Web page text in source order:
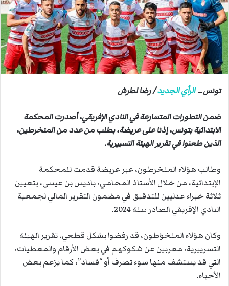
ر
ي
د
ا
إ
ل
ن
ي
تونس ــالرأي الجديد/ رضا لطرش
ضمن التطورات المتسارعة في النادي الإفريقي، أصدرت المحكمة
الابتدائية بتونس، إذنا على عريضة، بطلب من عدد من المنخرطين،
الذين طعنوا في تقرير الهيئة التسييرية.
وطالب هؤلاء المنخرطون، عبر عريضة قدمت للمحكمة
الإبتدائية، من خلال الأستاذ المحامي، باديس بن عيسى، بتعيين
ثلاثة خبراء عدليين للتدقيق في مضمون التقرير المالي لجمعية
النادي الإفريقي الصادر سنة 2024.
وكان هؤلاء المنخؤطون، قد رفضوا بشكل قطعي، تقرير الهيئة
التسرييرية، معربين عن شكوكهم في بعض الأرقام والمعطيات،
التي قد يستشف منها سوء تصرف أو “فساد”، كما يزعم بعض
الأحباء.